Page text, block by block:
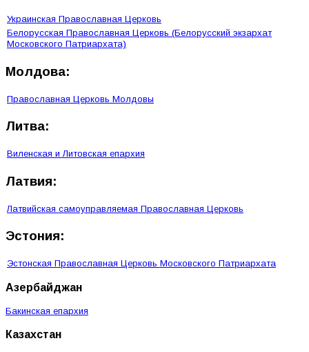
Украинская Православная Церковь
Белорусская Православная Церковь (Белорусский экзархат
Московского Патриархата)
Молдова:
Православная Церковь Молдовы
Литва:
Виленская и Литовская епархия
Латвия:
Латвийская самоуправляемая Православная Церковь
Эстония:
Эстонская Православная Церковь Московского Патриархата
Азербайджан
Бакинская епархия
Казахстан